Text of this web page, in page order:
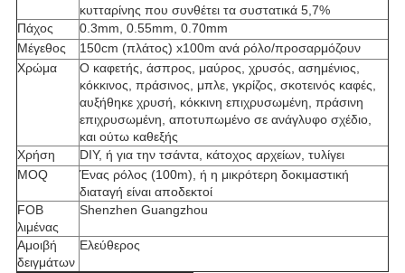
κυτταρίνης που συνθέτει τα συστατικά 5,7%
Πάχος
0.3mm, 0.55mm, 0.70mm
Μέγεθος
150cm (πλάτος) x100m ανά ρόλο/προσαρμόζουν
Χρώμα
Ο καφετής, άσπρος, μαύρος, χρυσός, ασημένιος,
κόκκινος, πράσινος, μπλε, γκρίζος, σκοτεινός καφές,
αυξήθηκε χρυσή, κόκκινη επιχρυσωμένη, πράσινη
επιχρυσωμένη, αποτυπωμένο σε ανάγλυφο σχέδιο,
και ούτω καθεξής
Χρήση
DIY, ή για την τσάντα, κάτοχος αρχείων, τυλίγει
MOQ
Ένας ρόλος (100m), ή η μικρότερη δοκιμαστική
διαταγή είναι αποδεκτοί
FOB
λιμένας
Shenzhen Guangzhou
Αμοιβή
δειγμάτων
Ελεύθερος